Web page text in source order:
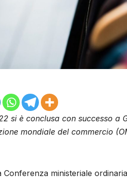
si è conclusa con successo a
mondiale del commercio
Conferenza ministeriale